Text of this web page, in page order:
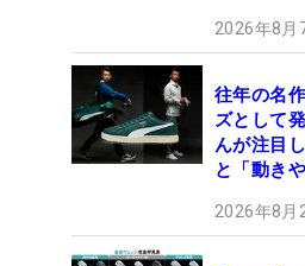
2026年8月
往年の名
ズとして
んが注目
と「動き
2026年8月